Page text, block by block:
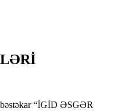
“İGİD ƏSGƏR